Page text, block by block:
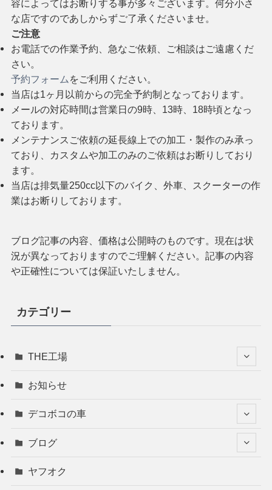
容によってはお断りする事が多々ございます。何分小さ
な店ですのであしからずご了承くださいませ。
ご注意
お電話での作業予約、急なご依頼、ご相談はご遠慮くだ
さい。
予約フォーム をご利用ください。
当店は1ヶ月以前からの完全予約制となっております。
メールの対応時間は営業日の9時、13時、18時頃となっ
ております。
メンテナンスご依頼の延長線上での加工・製作のみ承っ
ており、カスタムや加工のみのご依頼はお断りしており
ます。
当店は排気量250cc以下のバイク、外車、スクーターの作
業はお断りしております。
ブログ記事の内容、価格は公開時のものです。現在は状
況が異なっておりますのでご理解ください。記事の内容
や正確性については保証いたしません。
カテゴリー
THE工場
お知らせ
デコボコの車
ブログ
ヤフオク